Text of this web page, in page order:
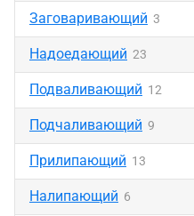
Заговаривающий 3
Надоедающий 23
Подваливающий 12
Подчаливающий 9
Прилипающий 13
Налипающий 6